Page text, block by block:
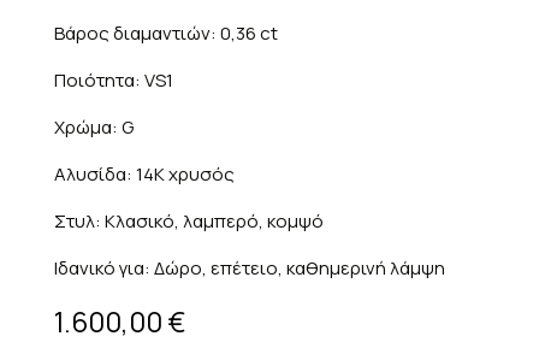
Βάρος διαμαντιών: 0,36 ct
Ποιότητα: VS1
Χρώμα: G
Αλυσίδα: 14K χρυσός
Στυλ: Κλασικό, λαμπερό, κομψό
Ιδανικό για: Δώρο, επέτειο, καθημερινή λάμψη
1.600,00€